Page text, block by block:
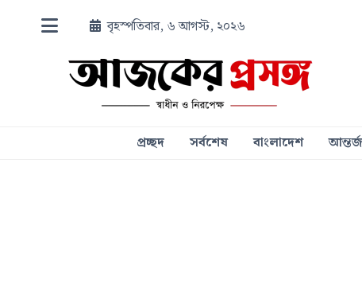
বৃহস্পতিবার, ৬ আগস্ট, ২০২৬
প্রচ্ছদ সর্বশেষ বাংলাদেশ